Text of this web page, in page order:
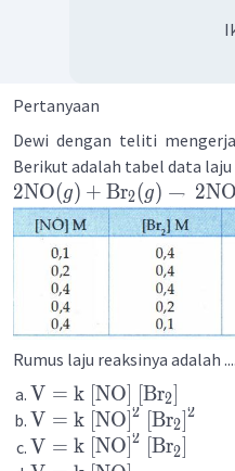
Pertanyaan
Dewi dengan teliti
Berikut adalah tabel data laju
2NO(g) + Br2(g) → 2
Rumus laju reaksinya adalah ....
V = k [NO [Br2
V = k [NO ]2 [Br2 ]2
V = k [NO ]2 [Br2